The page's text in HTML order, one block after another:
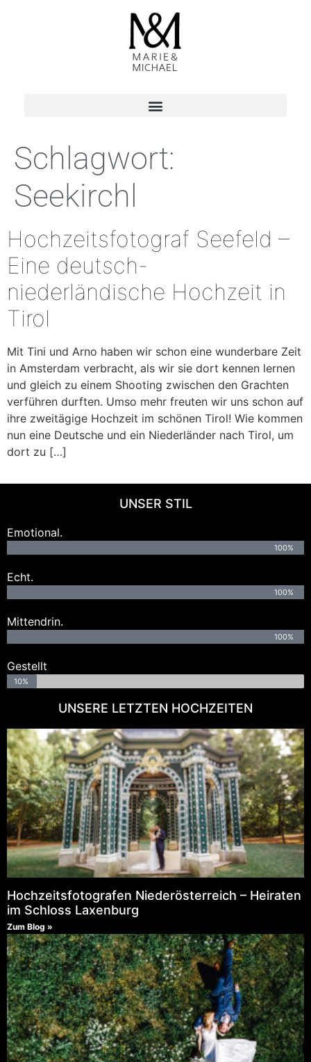
Schlagwort:
Seekirchl
Hochzeitsfotograf Seefeld –
Eine deutsch-
niederländische Hochzeit in
Tirol
Mit Tini und Arno haben wir schon eine wunderbare Zeit
in Amsterdam verbracht, als wir sie dort kennen lernen
und gleich zu einem Shooting zwischen den Grachten
verführen durften. Umso mehr freuten wir uns schon auf
ihre zweitägige Hochzeit im schönen Tirol! Wie kommen
nun eine Deutsche und ein Niederländer nach Tirol, um
dort zu […]
UNSER STIL
Emotional.
100%
Echt.
100%
Mittendrin.
100%
Gestellt
10%
UNSERE LETZTEN HOCHZEITEN
Hochzeitsfotografen Niederösterreich – Heiraten
im Schloss Laxenburg
Zum Blog »